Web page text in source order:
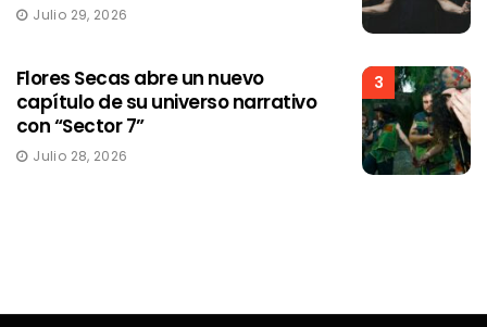
Julio 29, 2026
3
Flores Secas abre un nuevo
capítulo de su universo narrativo
con “Sector 7”
Julio 28, 2026